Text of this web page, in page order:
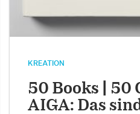
KREATION
50 Books | 50
AIGA: Das